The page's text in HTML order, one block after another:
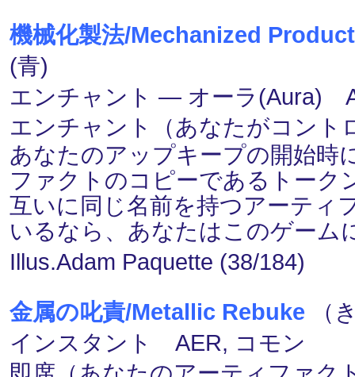
機械化製法/Mechanized
(青)
エンチャント ― オーラ(Aura)
エンチャント（あなたがコント
あなたのアップキープの開始時
ファクトのコピーであるトーク
互いに同じ名前を持つアーティ
いるなら、あなたはこのゲーム
Illus.Adam Paquette (38/184)
金属の叱責/Metallic Rebuke （
インスタント AER, コモン